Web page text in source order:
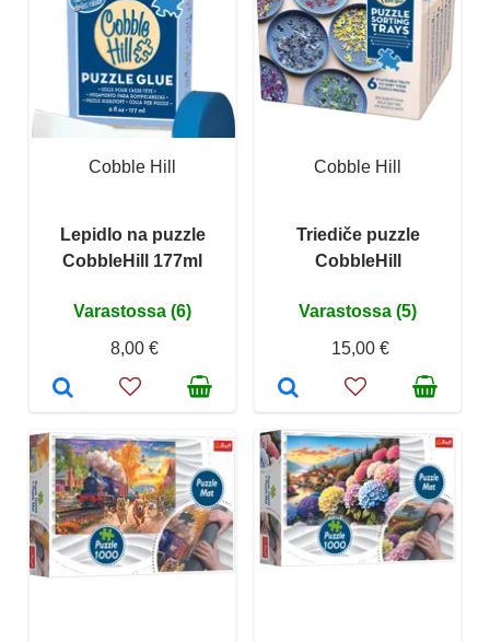
Cobble Hill
Lepidlo na puzzle
CobbleHill 177ml
Varastossa (6)
8,00 €
Cobble Hill
Triediče puzzle
CobbleHill
Varastossa (5)
15,00 €